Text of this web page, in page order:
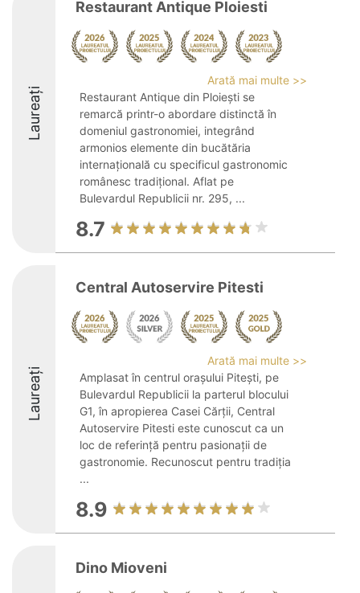
Laureați
Restaurant Antique Ploiesti
Arată mai multe >>
Restaurant Antique din Ploiești se
remarcă printr-o abordare distinctă în
domeniul gastronomiei, integrând
armonios elemente din bucătăria
internațională cu specificul gastronomic
românesc tradițional. Aflat pe
Bulevardul Republicii nr. 295, ...
8.7
Laureați
Central Autoservire Pitesti
Arată mai multe >>
Amplasat în centrul orașului Pitești, pe
Bulevardul Republicii la parterul blocului
G1, în apropierea Casei Cărții, Central
Autoservire Pitesti este cunoscut ca un
loc de referință pentru pasionații de
gastronomie. Recunoscut pentru tradiția
...
8.9
Dino Mioveni